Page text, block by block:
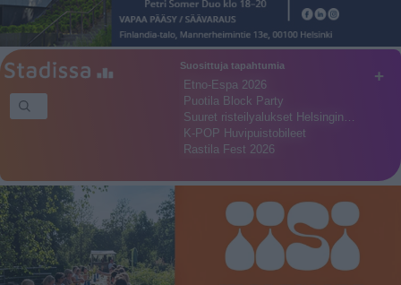
+
Suosittuja tapahtumia
Etno-Espa 2026
Puotila Block Party
Suuret risteilyalukset Helsingin…
K-POP Huvipuistobileet
Rastila Fest 2026